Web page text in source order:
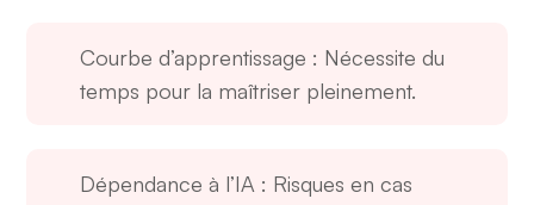
Courbe d’apprentissage : Nécessite du
temps pour la maîtriser pleinement.
Dépendance à l’IA : Risques en cas